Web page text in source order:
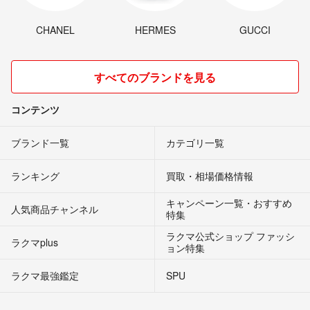
CHANEL HERMES GUCCI
すべてのブランドを見る
コンテンツ
ブランド一覧 カテゴリ一覧
ランキング 買取・相場価格情報
人気商品チャンネル
キャンペーン一覧・おすすめ
特集
ラクマplus
ラクマ公式ショップ ファッシ
ョン特集
ラクマ最強鑑定
SPU